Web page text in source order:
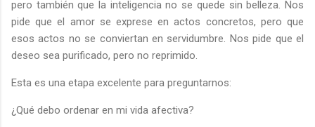
pero también que la inteligencia no se quede sin belleza. Nos
pide que el amor se exprese en actos concretos, pero que
esos actos no se conviertan en servidumbre. Nos pide que el
deseo sea purificado, pero no reprimido.
Esta es una etapa excelente para preguntarnos:
¿Qué debo ordenar en mi vida afectiva?